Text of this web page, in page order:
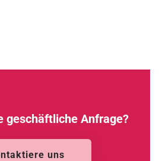
geschäftliche Anfrage?
uns